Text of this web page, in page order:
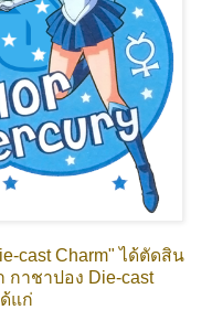
cast Charm" ได้ตัดสิน
กาชาปอง Die-cast
แก่